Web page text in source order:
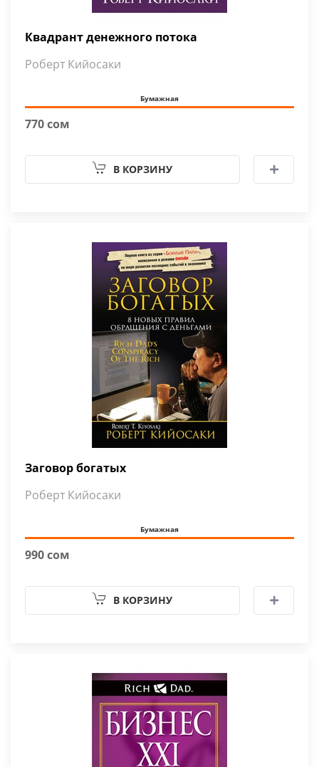
Квадрант денежного потока
Роберт Кийосаки
Бумажная
770 сом
В КОРЗИНУ
Заговор богатых
Роберт Кийосаки
Бумажная
990 сом
В КОРЗИНУ